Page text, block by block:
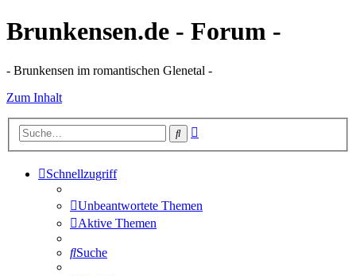
Brunkensen.de - Forum -
- Brunkensen im romantischen Glenetal -
Zum Inhalt
Suche
Schnellzugriff
Unbeantwortete Themen
Aktive Themen
Suche